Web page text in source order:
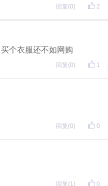
2
回复 (0)
个衣服还不如网购
1
回复 (0)
0
回复 (0)
0
回复 (1)